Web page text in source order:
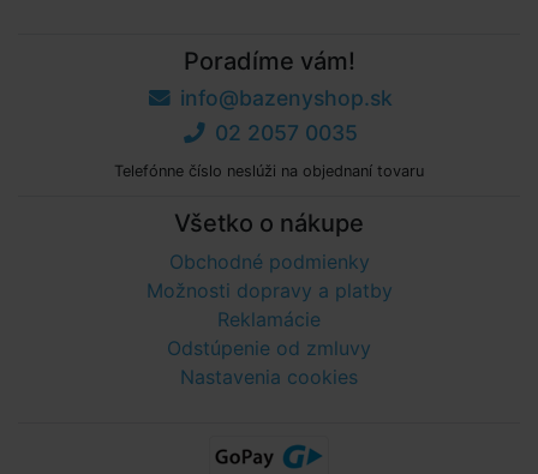
Poradíme vám!
info@bazenyshop.sk
02 2057 0035
Telefónne číslo neslúži na objednaní tovaru
Všetko o nákupe
Obchodné podmienky
Možnosti dopravy a platby
Reklamácie
Odstúpenie od zmluvy
Nastavenia cookies